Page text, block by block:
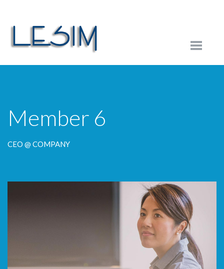
Member 6
CEO @ COMPANY